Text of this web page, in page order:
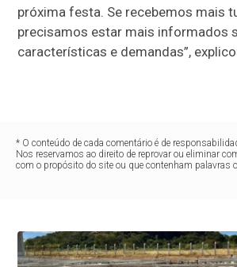
próxima festa. Se recebemos mais
precisamos estar mais informados
características e demandas”,
* O conteúdo de cada comentário é de
Nos reservamos ao direito de reprovar ou eliminar
com o propósito do site ou que contenham palavras